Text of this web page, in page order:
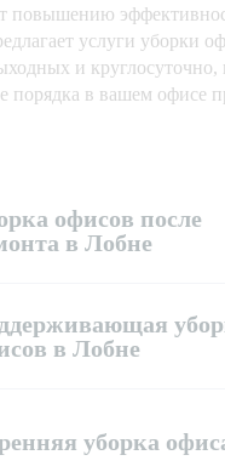
повышению
услуги уборки
и круглосуточно,
порядка в вашем офисе
офисов после
в Лобне
в Лобне
уборка